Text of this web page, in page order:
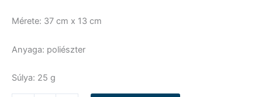
Mérete: 37 cm x 13 cm
Anyaga: poliészter
Súlya: 25 g